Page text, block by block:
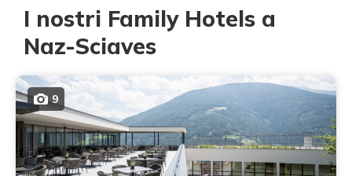
I nostri Family Hotels a
Naz-Sciaves
9